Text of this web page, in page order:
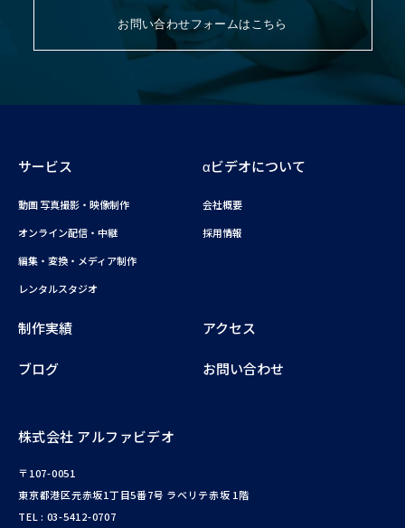
お問い合わせフォームはこちら
サービス
動画 写真撮影・映像制作
オンライン配信・中継
編集・変換・メディア制作
レンタルスタジオ
αビデオについて
会社概要
採用情報
制作実績 アクセス
ブログ お問い合わせ
株式会社 アルファビデオ
〒107-0051
東京都港区元赤坂1丁目5番7号 ラベリテ赤坂 1階
TEL : 03-5412-0707